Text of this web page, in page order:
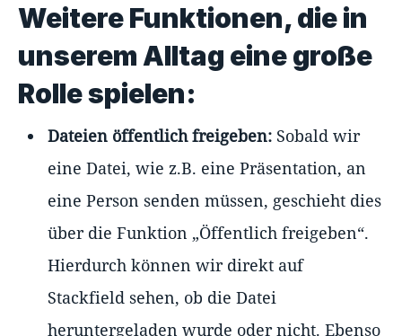
Weitere Funktionen, die in
unserem Alltag eine große
Rolle spielen:
Dateien öffentlich freigeben: Sobald wir
eine Datei, wie z.B. eine Präsentation, an
eine Person senden müssen, geschieht dies
über die Funktion „Öffentlich freigeben“.
Hierdurch können wir direkt auf
Stackfield sehen, ob die Datei
heruntergeladen wurde oder nicht. Ebenso